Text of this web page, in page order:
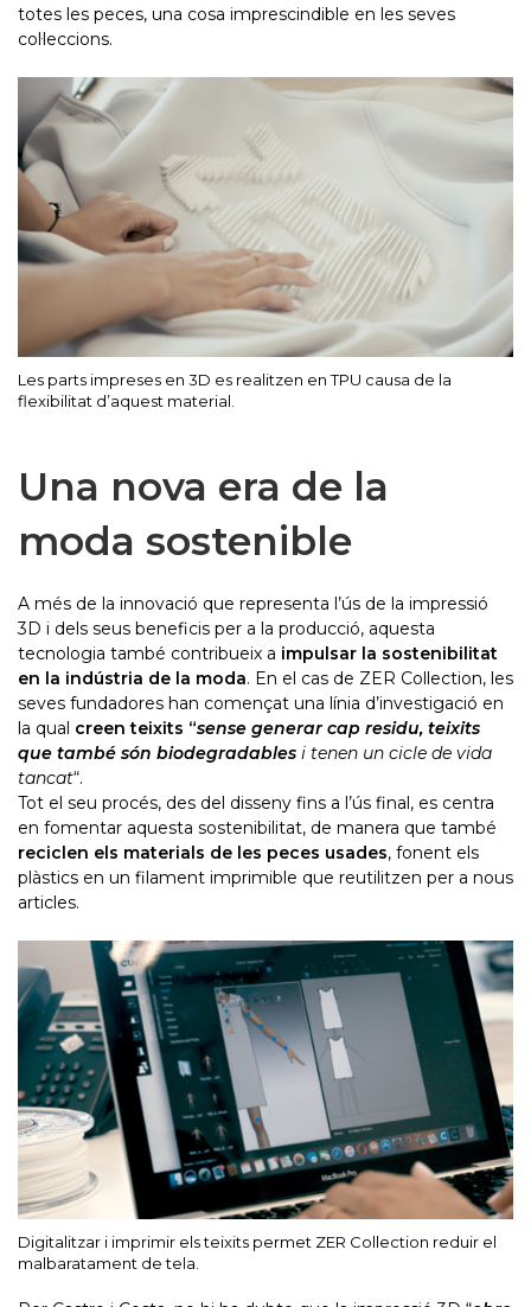
totes les peces, una cosa imprescindible en les seves
col·leccions.
Les parts impreses en 3D es realitzen en TPU causa de la
flexibilitat d’aquest material.
Una nova era de la
moda sostenible
A més de la innovació que representa l’ús de la impressió
3D i dels seus beneficis per a la producció, aquesta
tecnologia també contribueix a impulsar la sostenibilitat
en la indústria de la moda. En el cas de ZER Collection, les
seves fundadores han començat una línia d’investigació en
la qual creen teixits “sense generar cap residu, teixits
que també són biodegradables i tenen un cicle de vida
tancat“.
Tot el seu procés, des del disseny fins a l’ús final, es centra
en fomentar aquesta sostenibilitat, de manera que també
reciclen els materials de les peces usades, fonent els
plàstics en un filament imprimible que reutilitzen per a nous
articles.
Digitalitzar i imprimir els teixits permet ZER Collection reduir el
malbaratament de tela.